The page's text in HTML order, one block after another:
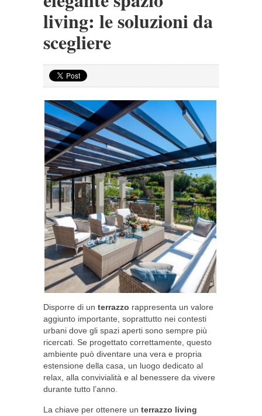
living: le soluzioni da
scegliere
Disporre di un terrazzo rappresenta un valore
aggiunto importante, soprattutto nei contesti
urbani dove gli spazi aperti sono sempre più
ricercati. Se progettato correttamente, questo
ambiente può diventare una vera e propria
estensione della casa, un luogo dedicato al
relax, alla convivialità e al benessere da vivere
durante tutto l’anno.
La chiave per ottenere un terrazzo living